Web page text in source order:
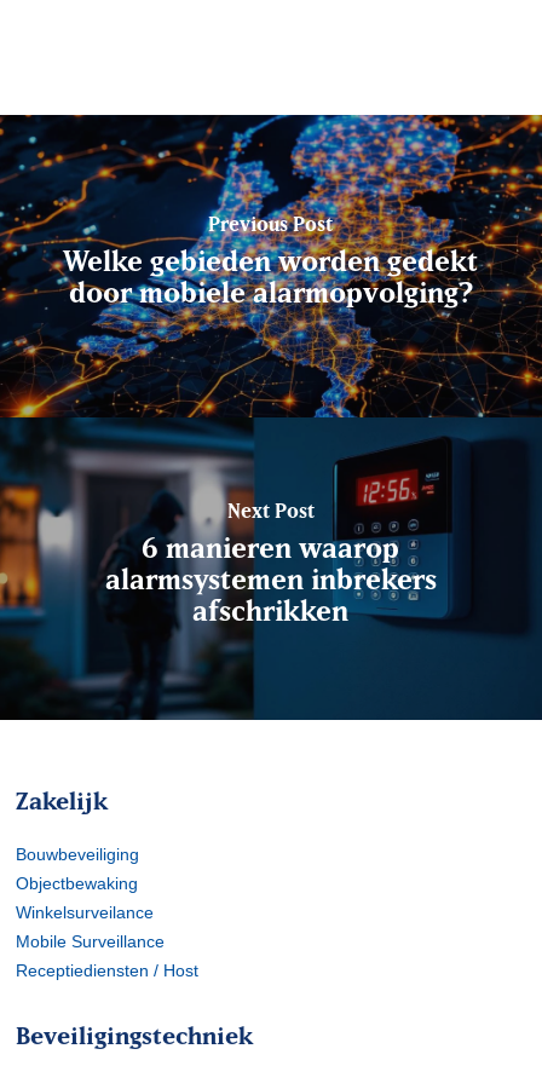
Previous Post
Welke gebieden worden gedekt
door mobiele alarmopvolging?
Next Post
6 manieren waarop
alarmsystemen inbrekers
afschrikken
Zakelijk
Bouwbeveiliging
Objectbewaking
Winkelsurveilance
Mobile Surveillance
Receptiediensten / Host
Beveiligingstechniek